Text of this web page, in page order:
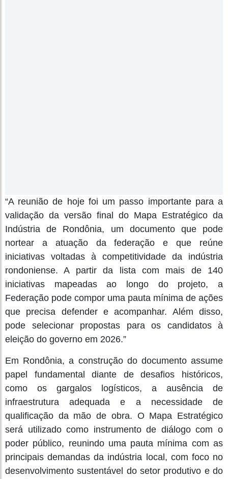
“A reunião de hoje foi um passo importante para a
validação da versão final do Mapa Estratégico da
Indústria de Rondônia, um documento que pode
nortear a atuação da federação e que reúne
iniciativas voltadas à competitividade da indústria
rondoniense. A partir da lista com mais de 140
iniciativas mapeadas ao longo do projeto, a
Federação pode compor uma pauta mínima de ações
que precisa defender e acompanhar. Além disso,
pode selecionar propostas para os candidatos à
eleição do governo em 2026.”
Em Rondônia, a construção do documento assume
papel fundamental diante de desafios históricos,
como os gargalos logísticos, a ausência de
infraestrutura adequada e a necessidade de
qualificação da mão de obra. O Mapa Estratégico
será utilizado como instrumento de diálogo com o
poder público, reunindo uma pauta mínima com as
principais demandas da indústria local, com foco no
desenvolvimento sustentável do setor produtivo e do